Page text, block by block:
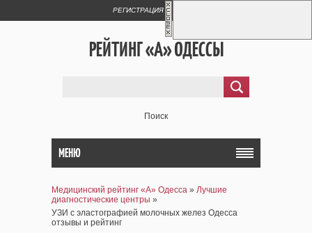
РЕГИСТРАЦИЯ
РЕЙТИНГ «А» ОДЕССЫ
Поиск
МЕНЮ
Медицинский рейтинг «А» Одесса » Лучшие
диагностические центры »
УЗИ с эластографией молочных желез Одесса
отзывы и рейтинг